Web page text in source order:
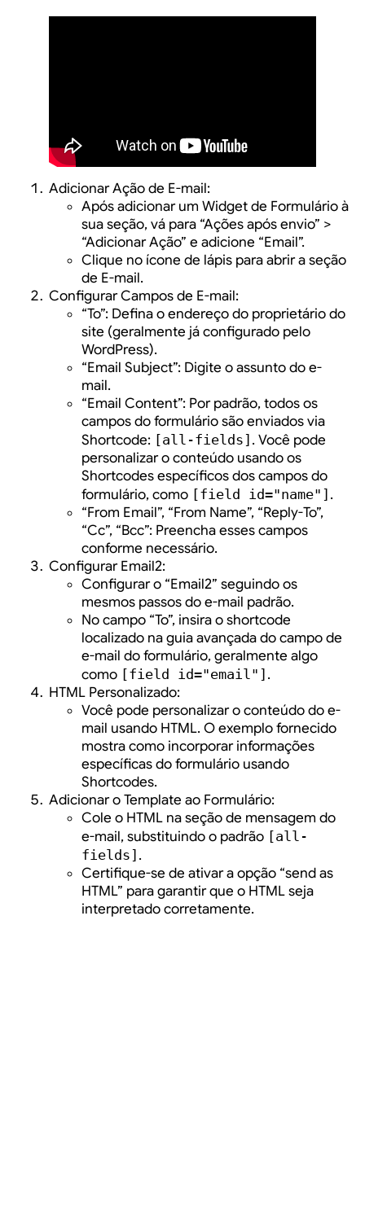
Adicionar Ação de E-mail:
Após adicionar um Widget de Formulário à
sua seção, vá para “Ações após envio” >
“Adicionar Ação” e adicione “Email”.
Clique no ícone de lápis para abrir a seção
de E-mail.
Configurar Campos de E-mail:
“To”: Defina o endereço do proprietário do
site (geralmente já configurado pelo
WordPress).
“Email Subject”: Digite o assunto do e-
mail.
“Email Content”: Por padrão, todos os
campos do formulário são enviados via
Shortcode: [all-fields] . Você pode
personalizar o conteúdo usando os
Shortcodes específicos dos campos do
formulário, como [field id="name"] .
“From Email”, “From Name”, “Reply-To”,
“Cc”, “Bcc”: Preencha esses campos
conforme necessário.
Configurar Email2:
Configurar o “Email2” seguindo os
mesmos passos do e-mail padrão.
No campo “To”, insira o shortcode
localizado na guia avançada do campo de
e-mail do formulário, geralmente algo
como [field id="email"] .
HTML Personalizado:
Você pode personalizar o conteúdo do e-
mail usando HTML. O exemplo fornecido
mostra como incorporar informações
específicas do formulário usando
Shortcodes.
Adicionar o Template ao Formulário:
Cole o HTML na seção de mensagem do
e-mail, substituindo o padrão [all-
fields] .
Certifique-se de ativar a opção “send as
HTML” para garantir que o HTML seja
interpretado corretamente.